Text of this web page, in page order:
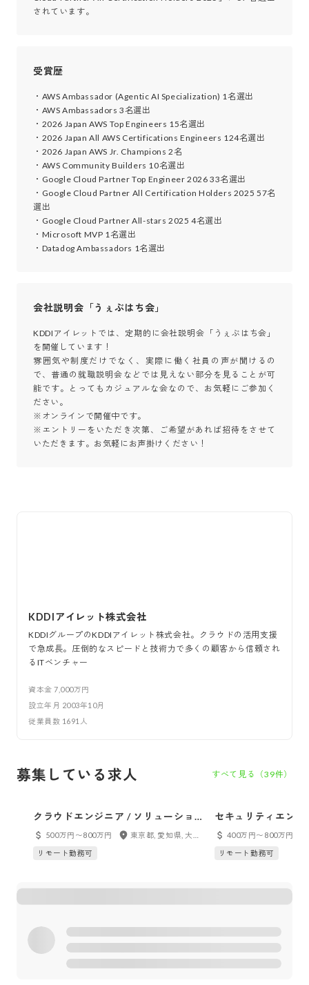
されています。
受賞歴
・AWS Ambassador (Agentic AI Specialization) 1名選出
・AWS Ambassadors 3名選出
・2026 Japan AWS Top Engineers 15名選出
・2026 Japan All AWS Certifications Engineers 124名選出
・2026 Japan AWS Jr. Champions 2名
・AWS Community Builders 10名選出
・Google Cloud Partner Top Engineer 2026 33名選出
・Google Cloud Partner All Certification Holders 2025 57名
選出
・Google Cloud Partner All-stars 2025 4名選出
・Microsoft MVP 1名選出
・Datadog Ambassadors 1名選出
会社説明会「うぇぶはち会」
KDDIアイレットでは、定期的に会社説明会「うぇぶはち会」
を開催しています！
雰囲気や制度だけでなく、実際に働く社員の声が聞けるの
で、普通の就職説明会などでは見えない部分を見ることが可
能です。とってもカジュアルな会なので、お気軽にご参加く
ださい。
※オンラインで開催中です。
※エントリーをいただき次第、ご希望があれば招待をさせて
いただきます。お気軽にお声掛けください！
KDDIアイレット株式会社
KDDIグループのKDDIアイレット株式会社。クラウドの活用支援
で急成長。圧倒的なスピードと技術力で多くの顧客から信頼され
るITベンチャー
資本金7,000万円
設立年月 2003年10月
従業員数 1691 人
募集している求人 すべて見る（39件）
クラウドエンジニア / ソリューショ
ンアーキテクト
500万円〜800万円
リモート勤務可
セキュリティエンジ
400万円〜800万円
リモート勤務可